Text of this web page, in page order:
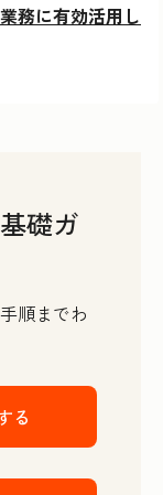
務に有効活用し
礎ガ
順までわ
る